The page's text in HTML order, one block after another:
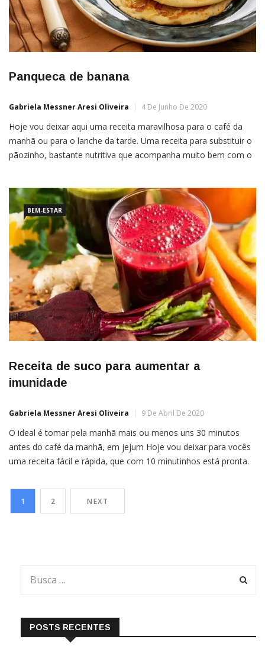
Panqueca de banana
Gabriela Messner Aresi Oliveira 4 De Junho De 2020
Hoje vou deixar aqui uma receita maravilhosa para o café da
manhã ou para o lanche da tarde. Uma receita para substituir o
pãozinho, bastante nutritiva que acompanha muito bem com o
sopa de farelo de […]
BEM-ESTAR
Receita de suco para aumentar a
imunidade
Gabriela Messner Aresi Oliveira 9 De Abril De 2020
O ideal é tomar pela manhã mais ou menos uns 30 minutos
antes do café da manhã, em jejum Hoje vou deixar para vocês
uma receita fácil e rápida, que com 10 minutinhos está pronta.
antes do café da manhã, em jejum. Não […]
1 2 NEXT
POSTS RECENTES